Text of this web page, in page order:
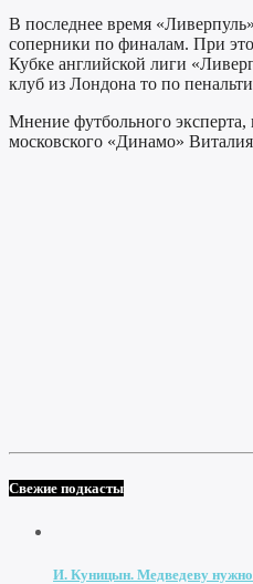
В последнее время
соперники по финалам. При
Кубке английской лиги
клуб из Лондона то по
Мнение футбольного
московского «Динамо»
Свежие подкасты
И. Куницын. Медведеву